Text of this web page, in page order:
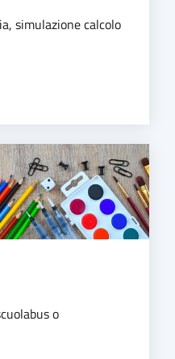
simulazione calcolo
SERVIZI TRIBUTARI
o